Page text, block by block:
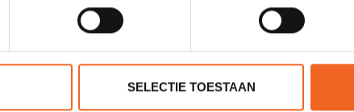
SELECTIE TOESTAAN